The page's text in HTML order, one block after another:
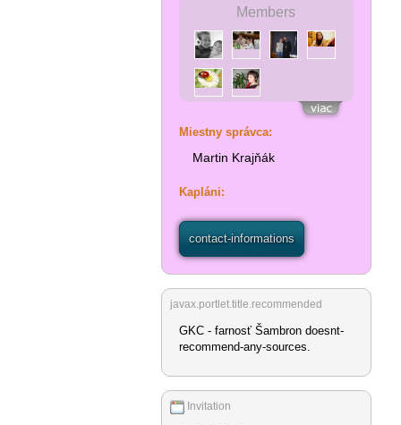
Members
Miestny správca:
Martin Krajňák
Kapláni:
contact-informations
javax.portlet.title.recommended
GKC - farnosť Šambron doesnt-
recommend-any-sources.
Invitation